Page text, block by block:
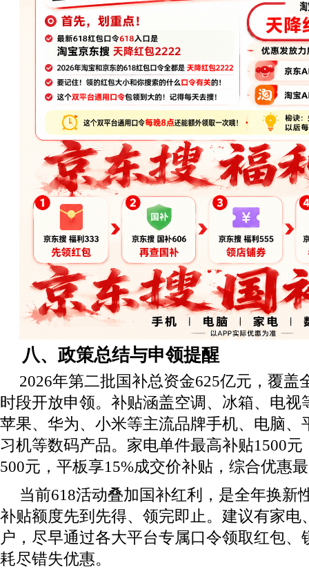
八、政策总结与申领提醒
2026年第二批国补总资金625亿元，覆盖
时段开放申领。补贴涵盖空调、冰箱、电视
苹果、华为、小米等主流品牌手机、电脑、
习机等数码产品。家电单件最高补贴1500
500元，平板享15%成交价补贴，综合优惠
当前618活动叠加国补红利，是全年换新
补贴额度先到先得、领完即止。建议有家电
户，尽早通过各大平台专属口令领取红包、
耗尽错失优惠。